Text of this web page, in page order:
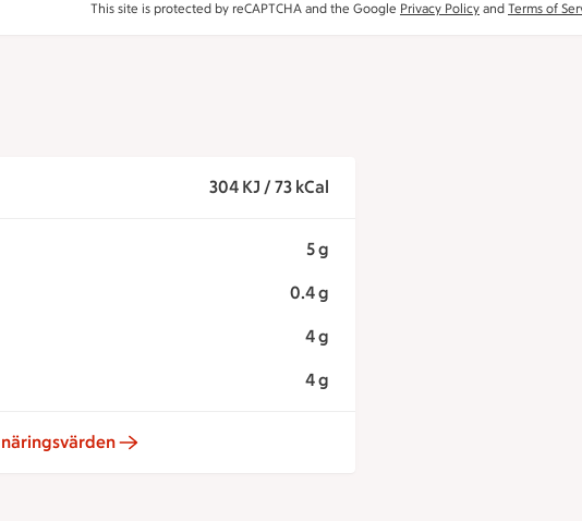
This site is protected by reCAPTCHA and the Google Privacy Policy and Terms of
304 KJ / 73 kCal
5 g
0.4 g
4 g
4 g
näringsvärden